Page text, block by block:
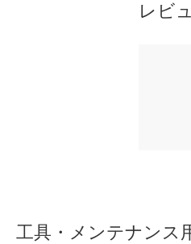
レビ
工具・メンテナンス